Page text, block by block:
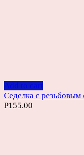
Add to cart
Седелка с
Р155.00